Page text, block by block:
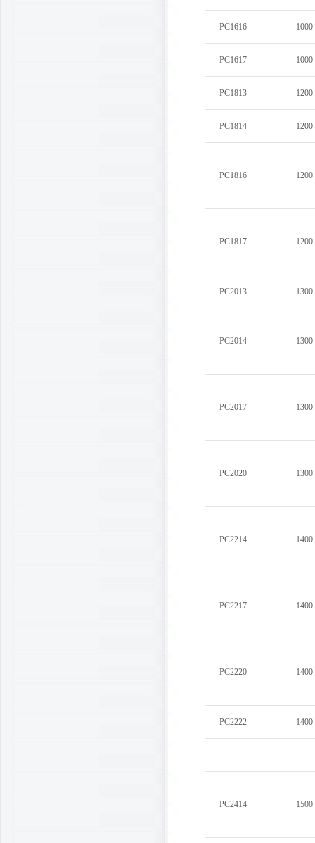
PC1616 1000
PC1617 1000
PC1813 1200
PC1814 1200
PC1816 1200
PC1817 1200
PC2013 1300
PC2014 1300
PC2017 1300
PC2020 1300
PC2214 1400
PC2217 1400
PC2220 1400
PC2222 1400
PC2414 1500